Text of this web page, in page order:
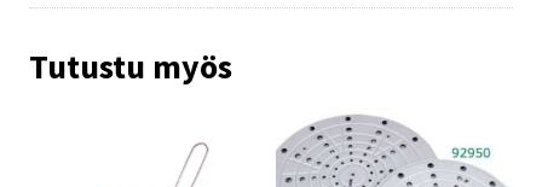
Tutustu myös